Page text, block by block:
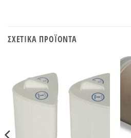
ΣΧΕΤΙΚΆ ΠΡΟΪΌΝΤΑ